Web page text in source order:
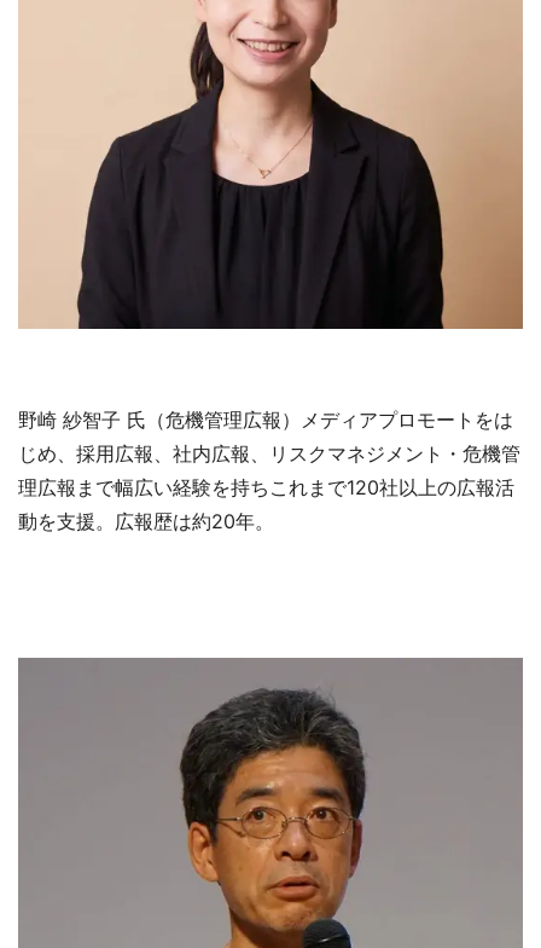
野崎 紗智子 氏（危機管理広報）メディアプロモートをは
じめ、採用広報、社内広報、リスクマネジメント・危機管
理広報まで幅広い経験を持ちこれまで120社以上の広報活
動を支援。広報歴は約20年。